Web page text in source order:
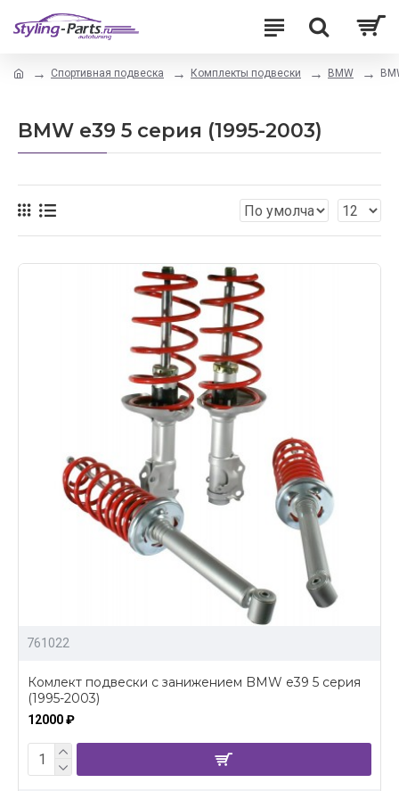
Спортивная подвеска Комплекты подвески BMW
BMW e39 5 серия (1995-2003)
761022
Комлект подвески с занижением BMW e39 5 серия
(1995-2003)
12000 ₽